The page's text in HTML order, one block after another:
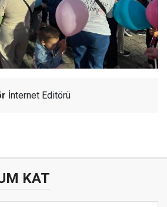
İnternet Editörü
KAT